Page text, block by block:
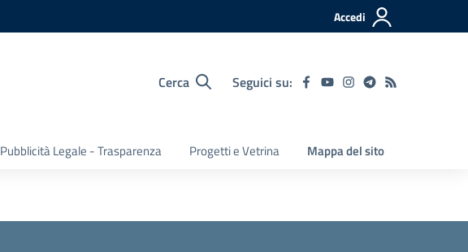
Accedi
Cerca Seguici su:
Pubblicità Legale - Trasparenza Progetti e Vetrina Mappa del sito